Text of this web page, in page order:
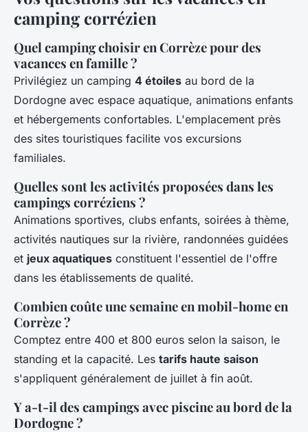
camping corrézien
Quel camping choisir en Corrèze pour des
vacances en famille ?
Privilégiez un camping 4 étoiles au bord de la
Dordogne avec espace aquatique, animations enfants
et hébergements confortables. L'emplacement près
des sites touristiques facilite vos excursions
familiales.
Quelles sont les activités proposées dans les
campings corréziens ?
Animations sportives, clubs enfants, soirées à thème,
activités nautiques sur la rivière, randonnées guidées
et jeux aquatiques constituent l'essentiel de l'offre
dans les établissements de qualité.
Combien coûte une semaine en mobil-home en
Corrèze ?
Comptez entre 400 et 800 euros selon la saison, le
standing et la capacité. Les tarifs haute saison
s'appliquent généralement de juillet à fin août.
Y a-t-il des campings avec piscine au bord de la
Dordogne ?